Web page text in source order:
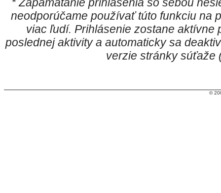
neodporúčame používať túto funkciu na
viac ľudí. Prihlásenie zostane aktívne
poslednej aktivity a automaticky sa
verzie stránky súťaže
©